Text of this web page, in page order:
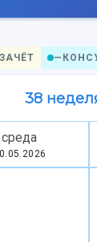
ЗАЧЁТ —
38
среда